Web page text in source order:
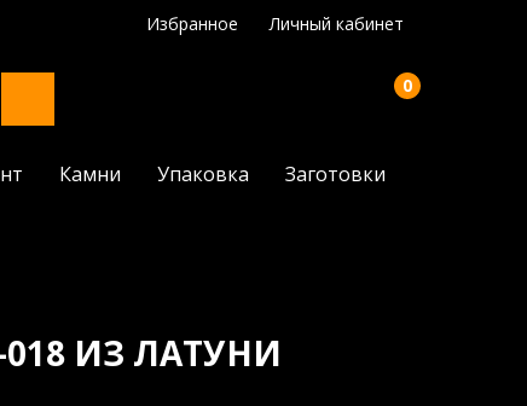
Избранное Личный кабинет
0
Камни Упаковка Заготовки
018 ИЗ ЛАТУНИ